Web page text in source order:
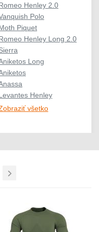
Henley 2.0
Polo
Piquet
Henley Long 2.0
Long
Henley
všetko